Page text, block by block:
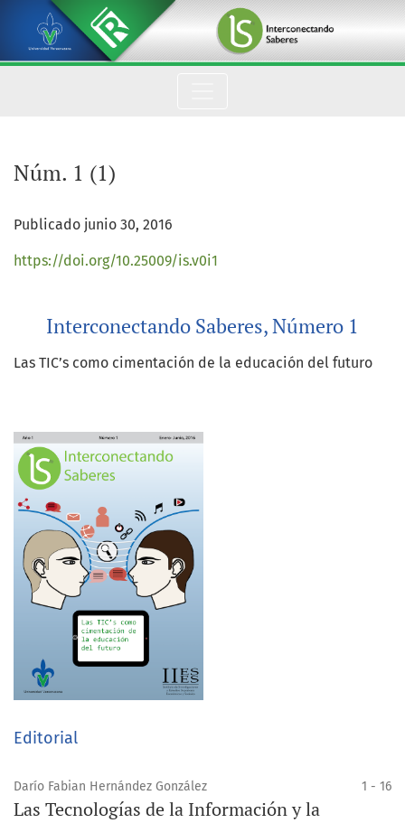
Núm. 1 (1)
Núm. 1 (1)
Publicado junio 30, 2016
https://doi.org/10.25009/is.v0i1
Interconectando Saberes, Número 1
Las TIC’s como cimentación de la educación del futuro
Editorial
Darío Fabian Hernández González 1 - 16
Las Tecnologías de la Información y la